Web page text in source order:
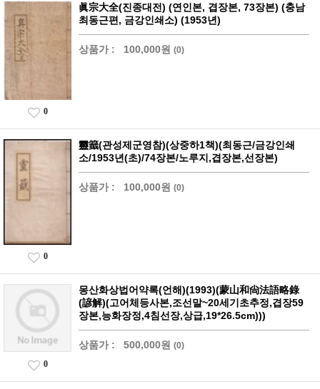
眞宗大全(진종대전) (연인본, 겹장본, 73장본) (충남
최동근편, 금강인쇄소) (1953년)
상품가 : 100,000원 (0)
0
靈籖(관성제군영참)(상중하1책)(최동근/금강인쇄
소/1953년(초)/74장본/노루지,겹장본,선장본)
상품가 : 100,000원 (0)
0
몽산화상법어약록(언해)(1993)(蒙山和尙法語略錄
(諺解)(고어체등사본,조선말~20세기초추정,겹장59
장본,능화장정,4침선장,상급,19*26.5cm)))
상품가 : 500,000원 (0)
0